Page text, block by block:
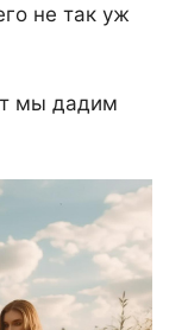
не так уж
мы дадим